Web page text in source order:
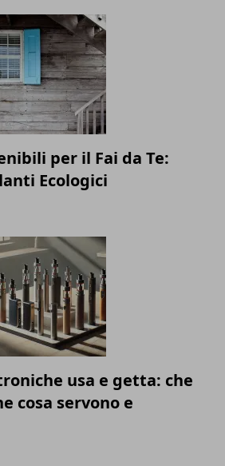
per il Fai da Te:
Ecologici
usa e getta: che
cosa servono e